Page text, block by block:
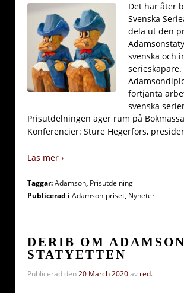
Det har åter
Svenska
dela ut den
svenska och
serieskapare.
förtjänta
svenska
Prisutdelningen äger rum på
Konferencier: Sture Hegerfors,
Läs mer ›
Taggar:Adamson, Prisutdelning
Publicerad i Adamson-priset, Nyheter
DERIB OM
STATYETTEN
Publicerad den20 March 2020av red.